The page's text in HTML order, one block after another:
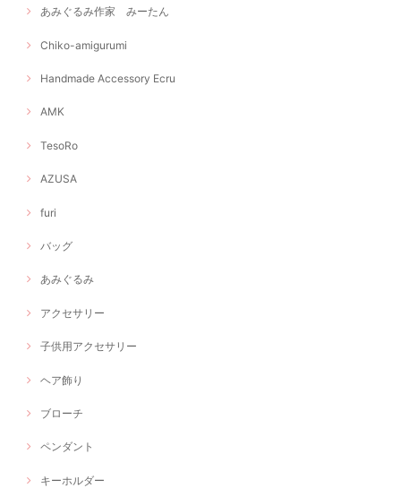
あみぐるみ作家 みーたん
Chiko-amigurumi
Handmade Accessory Ecru
AMK
TesoRo
AZUSA
furi
バッグ
あみぐるみ
アクセサリー
子供用アクセサリー
ヘア飾り
ブローチ
ペンダント
キーホルダー